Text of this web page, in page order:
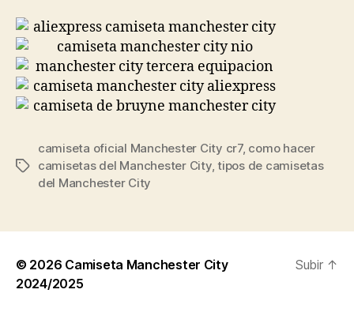
Etiquetas
camiseta oficial Manchester City cr7, como hacer
camisetas del Manchester City,tipos de camisetas
del Manchester City
© 2026 Camiseta Manchester City
2024/2025
Subir ↑